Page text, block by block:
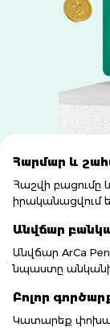
Հարմար և
Հաշվի
իրականացվում
Անվճար
Անվճար ArCa
նպաստը
Բոլոր
Կատարեք